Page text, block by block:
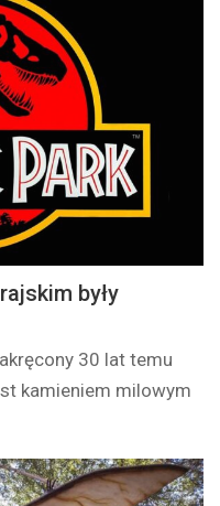
były
30 lat temu
kamieniem milowym